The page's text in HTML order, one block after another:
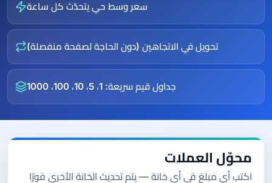
سعر وسط حي يتحدّث كل ساعة
تحويل في الاتجاهين (دون الحاجة لصفحة منفصلة)
جداول قيم سريعة: 1، 5، 10، 100، 1000
محوّل العملات
اكتب أي مبلغ في أي خانة — يتم تحديث الخانة الأخرى فورًا